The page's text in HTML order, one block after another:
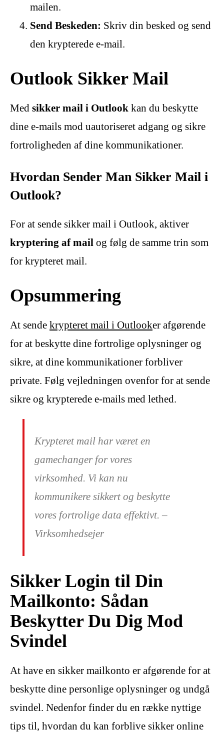
mailen.
Send Beskeden: Skriv din besked og send
den krypterede e-mail.
Outlook Sikker Mail
Med sikker mail i Outlook kan du beskytte
dine e-mails mod uautoriseret adgang og sikre
fortroligheden af dine kommunikationer.
Hvordan Sender Man Sikker Mail i
Outlook?
For at sende sikker mail i Outlook, aktiver
kryptering af mail og følg de samme trin som
for krypteret mail.
Opsummering
At sende krypteret mail i Outlooker afgørende
for at beskytte dine fortrolige oplysninger og
sikre, at dine kommunikationer forbliver
private. Følg vejledningen ovenfor for at sende
sikre og krypterede e-mails med lethed.
Krypteret mail har været en
gamechanger for vores
virksomhed. Vi kan nu
kommunikere sikkert og beskytte
vores fortrolige data effektivt. –
Virksomhedsejer
Sikker Login til Din
Mailkonto: Sådan
Beskytter Du Dig Mod
Svindel
At have en sikker mailkonto er afgørende for at
beskytte dine personlige oplysninger og undgå
svindel. Nedenfor finder du en række nyttige
tips til, hvordan du kan forblive sikker online